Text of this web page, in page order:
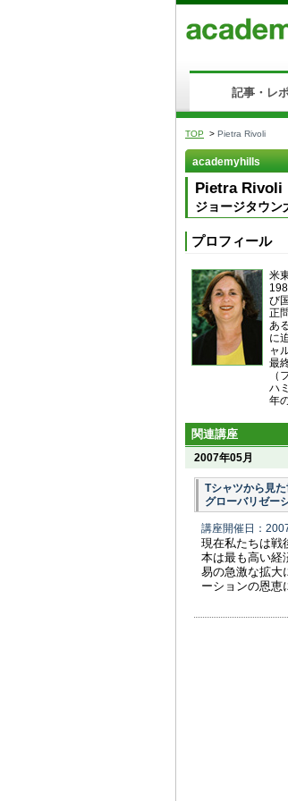
記事・レ
TOP > Pietra Rivoli
academyhills
Pietra Rivoli
ジョージタウン
プロフィール
米
び
正
あ
に
ャ
最
（
ハ
年
関連講座
2007年05月
Tシャツから見
グローバリゼー
講座開催日：
現在私たちは戦
本は最も高い経
易の急激な拡大
ーションの恩恵